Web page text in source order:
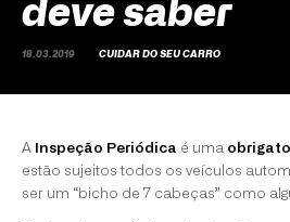
deve saber
18.03.2019 CUIDAR DO SEU CARRO
A Inspeção Periódica é uma
estão sujeitos todos os veículos
ser um “bicho de 7 cabeças” como